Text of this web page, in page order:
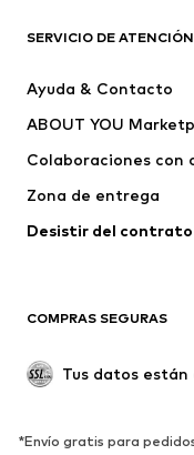
Vestidos
Camisetas y tops
Chaquetas
Ropa interior
Abrigos
Tallas grandes
Reciclado
ZAPATOS
SERVICIO DE
Ayuda & Contacto
ABOUT YOU
Colaboraciones con
Zona de entrega
Desistir del
COMPRAS SEGURAS
Tus datos
*Envío gratis para